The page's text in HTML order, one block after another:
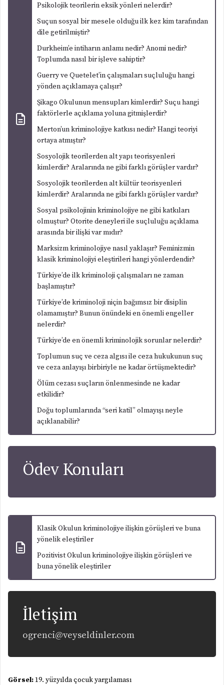
Psikolojik teorilerin eksik yönleri nelerdir?
Suçun sosyal bir mesele olduğu ilk kez kim tarafından
dile getirilmiştir?
Durkheim’e intiharın anlamı nedir? Anomi nedir?
Toplumda nasıl bir işleve sahiptir?
Guerry ve Quetelet’in çalışmaları suçluluğu hangi
yönden açıklamaya çalışır?
Şikago Okulunun mensupları kimlerdir? Suçu hangi
faktörlerle açıklama yoluna gitmişlerdir?
Merton’un kriminolojiye katkısı nedir? Hangi teoriyi
ortaya atmıştır?
Sosyolojik teorilerden alt yapı teorisyenleri
kimlerdir? Aralarında ne gibi farklı görüşler vardır?
Sosyolojik teorilerden alt kültür teorisyenleri
kimlerdir? Aralarında ne gibi farklı görüşler vardır?
Sosyal psikolojinin kriminolojiye ne gibi katkıları
olmuştur? Otorite deneyleri ile suçluluğu açıklama
arasında bir ilişki var mıdır?
Marksizm kriminolojiye nasıl yaklaşır? Feminizmin
klasik kriminolojiyi eleştirileri hangi yönlerdendir?
Türkiye’de ilk kriminoloji çalışmaları ne zaman
başlamıştır?
Türkiye’de kriminoloji niçin bağımsız bir disiplin
olamamıştır? Bunun önündeki en önemli engeller
nelerdir?
Türkiye’de en önemli kriminolojik sorunlar nelerdir?
Toplumun suç ve ceza algısı ile ceza hukukunun suç
ve ceza anlayışı birbiriyle ne kadar örtüşmektedir?
Ölüm cezası suçların önlenmesinde ne kadar
etkilidir?
Doğu toplumlarında “seri katil” olmayışı neyle
açıklanabilir?
Ödev Konuları
Klasik Okulun kriminolojiye ilişkin görüşleri ve buna
yönelik eleştiriler
Pozitivist Okulun kriminolojiye ilişkin görüşleri ve
buna yönelik eleştiriler
İletişim
ogrenci@veyseldinler.com
Görsel:19. yüzyılda çocuk yargılaması